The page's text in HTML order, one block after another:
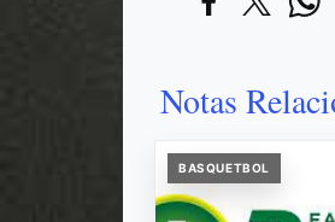
Notas
BASQUETBOL